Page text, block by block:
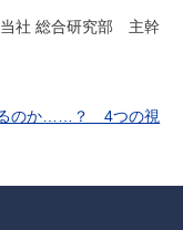
社 総合研究部 主幹
るのか……？ 4つの視